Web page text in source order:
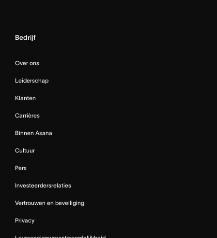
Bedrijf
Over ons
Leiderschap
Klanten
Carrières
Binnen Asana
Cultuur
Pers
Investeerdersrelaties
Vertrouwen en beveiliging
Privacy